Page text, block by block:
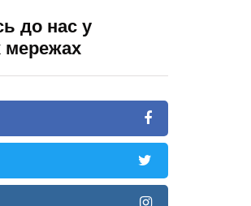
до нас у
мережах